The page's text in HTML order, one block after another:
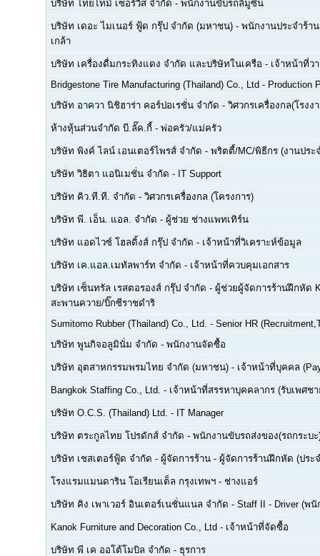
บริษัท ไทยไทม์ เซอร์วิส จำกัด - พนักงานขับรถลีมูซีน
บริษัท เดอะ ไมเนอร์ ฟู้ด กรุ๊ป จำกัด (มหาชน) - พนักงานประจำร้า
เกล้า
บริษัท เครื่องดื่มกระทิงแดง จำกัด และบริษัทในเครือ - เจ้าหน้าที่ว
Bridgestone Tire Manufacturing (Thailand) Co., Ltd - Production
บริษัท อาควา นิชิฮาร่า คอร์ปอเรชั่น จำกัด - วิศวกรเครื่องกล(โรงง
ห้างหุ้นส่วนจำกัด บี.ลั๊ค.กี้ - พ่อครัว/แม่ครัว
บริษัท พิงค์ ไลน์ เอนเตอร์ไพรส์ จำกัด - พริตตี้/MC/พิธีกร (งานประ
บริษัท วิธิตา แอนิเมชั่น จำกัด - IT Support
บริษัท คิว.ที.ที. จำกัด - วิศวกรเครื่องกล (โครงการ)
บริษัท พี. เอ็น. แอล. จำกัด - ผู้ช่วย ช่างแพทเทิร์น
บริษัท แอดไวซ์ โฮลดิ้งส์ กรุ๊ป จำกัด - เจ้าหน้าที่วิเคราะห์ข้อมูล
บริษัท เค.แอล.เมทัลพาร์ท จำกัด - เจ้าหน้าที่ควบคุมเอกสาร
บริษัท เซ็นทรัล เรสตอรองส์ กรุ๊ป จำกัด - ผู้ช่วยผู้จัดการร้านฝึกหัด
สะพานควาย/บิ๊กซีราชดำริ
Sumitomo Rubber (Thailand) Co., Ltd. - Senior HR
บริษัท พูนกิจอลูมินั่ม จำกัด - พนักงานจัดซื้อ
บริษัท อุตสาหกรรมพรมไทย จำกัด (มหาชน) - เจ้าหน้าที่บุคคล
Bangkok Staffing Co., Ltd. - เจ้าหน้าที่สรรหาบุคคลากร (รับเพศช
บริษัท O.C.S. (Thailand) Ltd. - IT Manager
บริษัท ตระกูลไทย โปรดักส์ จำกัด - พนักงานขับรถส่งของ(รถกระบะ
บริษัท เชสเตอร์ฟู้ด จำกัด - ผู้จัดการร้าน - ผู้จัดการร้านฝึกหัด (ประ
โรงแรมแมนดาริน โอเรียนเต็ล กรุงเทพฯ - ช่างแอร์
บริษัท คิง เพาเวอร์ อินเตอร์เนชั่นแนล จำกัด - Staff II - Driver (พ
Kanok Furniture and Decoration Co., Ltd - เจ้าหน้าที่จัดซื้อ
บริษัท พี เค ออโต้โมบิล จำกัด - ธุรการ